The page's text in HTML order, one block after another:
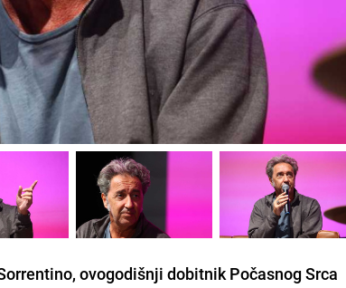
ovogodišnji dobitnik Počasnog Srca